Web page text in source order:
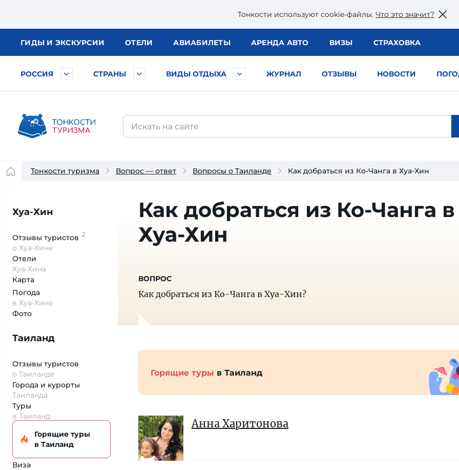
Тонкости используют сookie-файлы. Что это значит?
ГИДЫ И ЭКСКУРСИИ ОТЕЛИ АВИАБИЛЕТЫ АРЕНДА АВТО ВИЗЫ СТРАХОВКА
РОССИЯ СТРАНЫ ВИДЫ ОТДЫХА ЖУРНАЛ ОТЗЫВЫ НОВОСТИ
Тонкости туризма Вопрос — ответ Вопросы о Таиланде Как добраться из Ко-Чанга в Хуа-Хин
Хуа-Хин
Отзывы туристов 2
о Хуа-Хине
Отели
Хуа-Хина
Карта
Погода
в Хуа-Хине
Фото
Таиланд
Отзывы туристов
о Таиланде
Города и курорты
Таиланда
Туры
в Таиланд
Горящие туры
в Таиланд
Виза
Как добраться из Ко-Чанга в
Хуа-Хин
Как добраться из Ко-Чанга в Хуа-Хин?
Горящие туры в Таиланд
Анна Харитонова